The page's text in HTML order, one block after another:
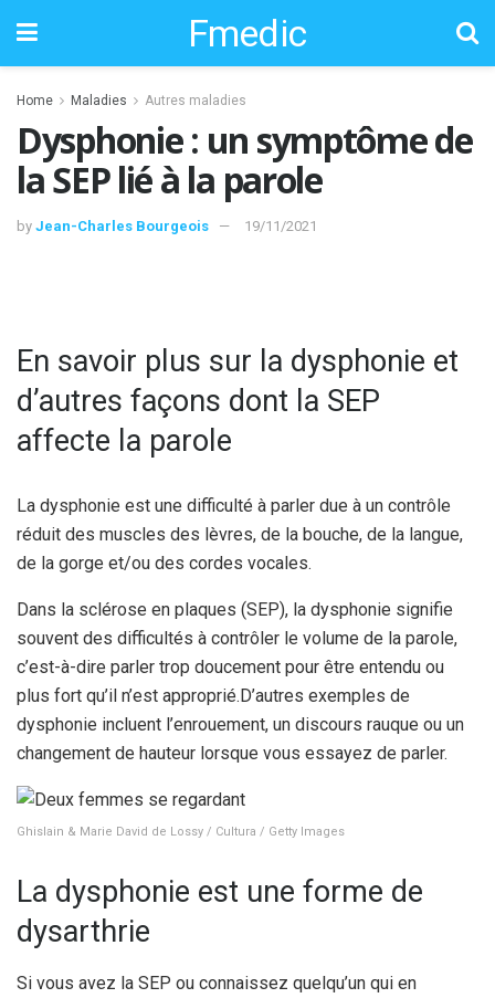
Fmedic
Home Maladies Autres maladies
Dysphonie : un symptôme de
la SEP lié à la parole
by Jean-Charles Bourgeois 19/11/2021
En savoir plus sur la dysphonie et
d’autres façons dont la SEP
affecte la parole
La dysphonie est une difficulté à parler due à un contrôle
réduit des muscles des lèvres, de la bouche, de la langue,
de la gorge et/ou des cordes vocales.
Dans la sclérose en plaques (SEP), la dysphonie signifie
souvent des difficultés à contrôler le volume de la parole,
c’est-à-dire parler trop doucement pour être entendu ou
plus fort qu’il n’est approprié.D’autres exemples de
dysphonie incluent l’enrouement, un discours rauque ou un
changement de hauteur lorsque vous essayez de parler.
Ghislain & Marie David de Lossy / Cultura / Getty Images
La dysphonie est une forme de
dysarthrie
Si vous avez la SEP ou connaissez quelqu’un qui en